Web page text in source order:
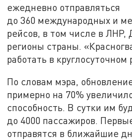
ежедневно отправляться
до 360 международных и
рейсов, в том числе в ЛНР,
регионы страны.
работать в
По словам мэра,
примерно на 70%
способность. В сутки им
до 4000 пассажиров.
отправятся в ближайшие